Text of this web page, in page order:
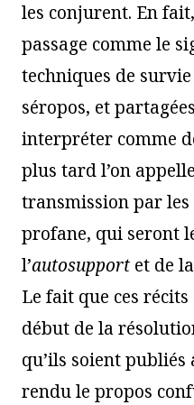
les conjurent. En
passage comme le
techniques de
séropos, et
interpréter comme
plus tard l’on
transmission par les
profane, qui seront
l’autosupport et de
Le fait que ces
début de la
qu’ils soient publiés
rendu le propos